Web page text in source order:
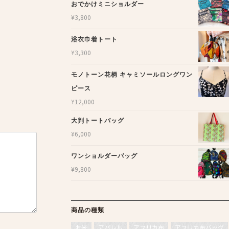
おでかけミニショルダー
¥3,800
浴衣巾着トート
¥3,300
モノトーン花柄 キャミソールロングワン
ピース
¥12,000
大判トートバッグ
¥6,000
ワンショルダーバッグ
¥9,800
商品の種類
お米 アパレル アフリカ布 アフリカ布バッグ